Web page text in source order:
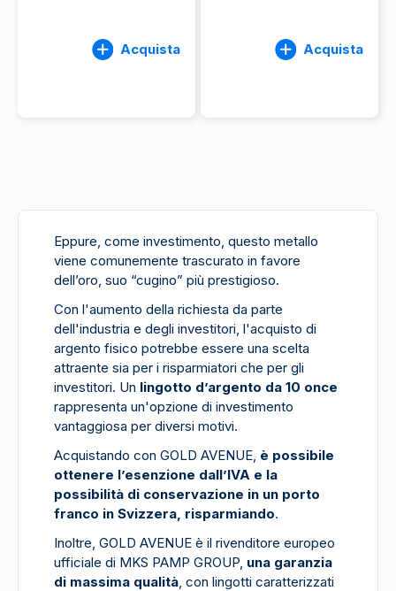
Acquista Acquista
Eppure, come investimento, questo metallo
viene comunemente trascurato in favore
dell’oro, suo “cugino” più prestigioso.
Con l'aumento della richiesta da parte
dell'industria e degli investitori, l'acquisto di
argento fisico potrebbe essere una scelta
attraente sia per i risparmiatori che per gli
investitori. Un lingotto d’argento da 10 once
rappresenta un'opzione di investimento
vantaggiosa per diversi motivi.
Acquistando con GOLD AVENUE, è possibile
ottenere l’esenzione dall’IVA e la
possibilità di conservazione in un porto
franco in Svizzera, risparmiando.
Inoltre, GOLD AVENUE è il rivenditore europeo
ufficiale di MKS PAMP GROUP, una garanzia
di massima qualità, con lingotti caratterizzati